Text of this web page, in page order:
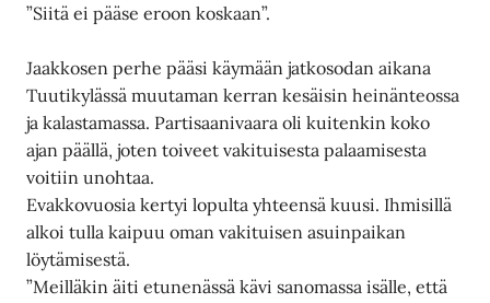
”Siitä ei pääse eroon koskaan”.
Jaakkosen perhe pääsi käymään jatkosodan aikana
Tuutikylässä muutaman kerran kesäisin heinänteossa
ja kalastamassa. Partisaanivaara oli kuitenkin koko
ajan päällä, joten toiveet vakituisesta palaamisesta
voitiin unohtaa.
Evakkovuosia kertyi lopulta yhteensä kuusi. Ihmisillä
alkoi tulla kaipuu oman vakituisen asuinpaikan
löytämisestä.
”Meilläkin äiti etunenässä kävi sanomassa isälle, että